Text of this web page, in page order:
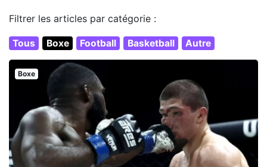
Filtrer les articles par catégorie :
Tous Boxe Football Basketball Autre
Boxe